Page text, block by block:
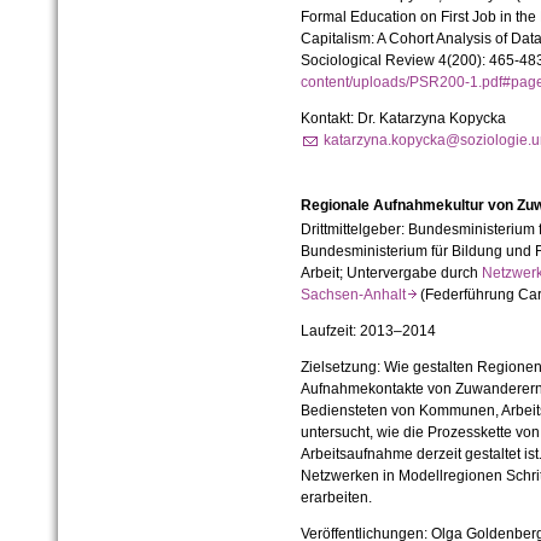
Formal Education on First Job in
Capitalism: A Cohort Analysis of
Sociological Review 4(200): 465-
content/uploads/PSR200-
Kontakt: Dr. Katarzyna Kopycka
Regionale Aufnahmekultur von
Drittmittelgeber: Bundesministerium
Bundesministerium für Bildung und
Arbeit; Untervergabe durch
Sachsen-Anhalt(Federführung
Laufzeit: 2013–2014
Zielsetzung: Wie gestalten
Aufnahmekontakte von
Bediensteten von Kommunen,
untersucht, wie die Prozesskette
Arbeitsaufnahme derzeit gestaltet
Netzwerken in Modellregionen
erarbeiten.
Veröffentlichungen: Olga